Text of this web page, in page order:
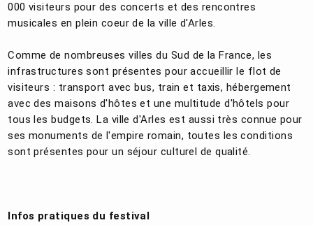
000 visiteurs pour des concerts et des rencontres
musicales en plein coeur de la ville d'Arles.
Comme de nombreuses villes du Sud de la France, les
infrastructures sont présentes pour accueillir le flot de
visiteurs : transport avec bus, train et taxis, hébergement
avec des maisons d'hôtes et une multitude d'hôtels pour
tous les budgets. La ville d'Arles est aussi très connue pour
ses monuments de l'empire romain, toutes les conditions
sont présentes pour un séjour culturel de qualité.
Infos pratiques du festival